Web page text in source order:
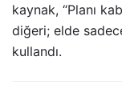
kaynak, “Planı
diğeri; elde
kullandı.